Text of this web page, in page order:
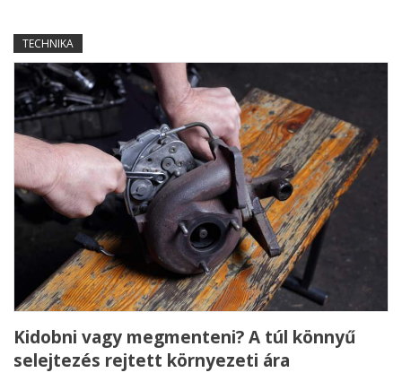
TECHNIKA
Kidobni vagy megmenteni? A túl könnyű
selejtezés rejtett környezeti ára